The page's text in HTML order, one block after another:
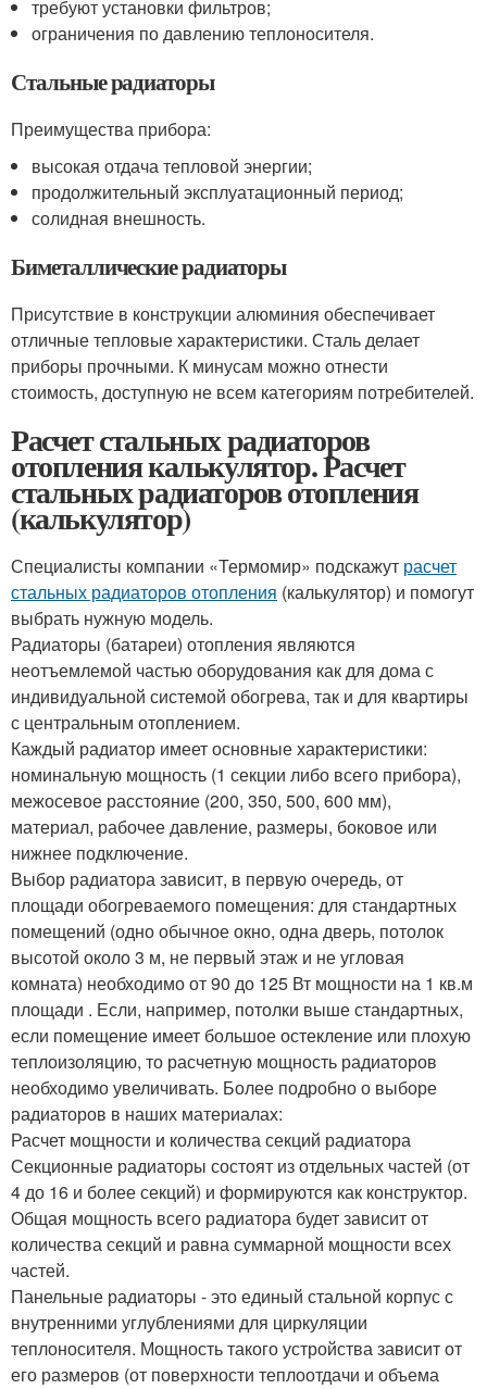
требуют установки фильтров;
ограничения по давлению теплоносителя.
Стальные радиаторы
Преимущества прибора:
высокая отдача тепловой энергии;
продолжительный эксплуатационный период;
солидная внешность.
Биметаллические радиаторы
Присутствие в конструкции алюминия обеспечивает
отличные тепловые характеристики. Сталь делает
приборы прочными. К минусам можно отнести
стоимость, доступную не всем категориям потребителей.
Расчет стальных радиаторов
отопления калькулятор. Расчет
стальных радиаторов отопления
(калькулятор)
Специалисты компании «Термомир» подскажут расчет
стальных радиаторов отопления (калькулятор) и помогут
выбрать нужную модель.
Радиаторы (батареи) отопления являются
неотъемлемой частью оборудования как для дома с
индивидуальной системой обогрева, так и для квартиры
с центральным отоплением.
Каждый радиатор имеет основные характеристики:
номинальную мощность (1 секции либо всего прибора),
межосевое расстояние (200, 350, 500, 600 мм),
материал, рабочее давление, размеры, боковое или
нижнее подключение.
Выбор радиатора зависит, в первую очередь, от
площади обогреваемого помещения: для стандартных
помещений (одно обычное окно, одна дверь, потолок
высотой около 3 м, не первый этаж и не угловая
комната) необходимо от 90 до 125 Вт мощности на 1 кв.м
площади . Если, например, потолки выше стандартных,
если помещение имеет большое остекление или плохую
теплоизоляцию, то расчетную мощность радиаторов
необходимо увеличивать. Более подробно о выборе
радиаторов в наших материалах:
Расчет мощности и количества секций радиатора
Секционные радиаторы состоят из отдельных частей (от
4 до 16 и более секций) и формируются как конструктор.
Общая мощность всего радиатора будет зависит от
количества секций и равна суммарной мощности всех
частей.
Панельные радиаторы - это единый стальной корпус с
внутренними углублениями для циркуляции
теплоносителя. Мощность такого устройства зависит от
его размеров (от поверхности теплоотдачи и объема